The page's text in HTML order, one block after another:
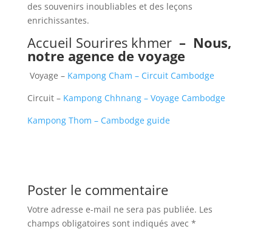
des souvenirs inoubliables et des leçons
enrichissantes.
Accueil Sourires khmer – Nous,
notre agence de voyage
Voyage – Kampong Cham – Circuit Cambodge
Circuit – Kampong Chhnang – Voyage Cambodge
Kampong Thom – Cambodge guide
Poster le commentaire
Votre adresse e-mail ne sera pas publiée. Les
champs obligatoires sont indiqués avec *